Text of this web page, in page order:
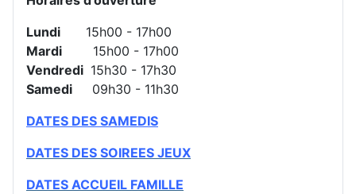
Lundi 15h00 - 17h00
Mardi
15h00 - 17h00
Vendredi 15h30 - 17h30
Samedi 09h30 - 11h30
DATES DES SAMEDIS
DATES DES SOIREES JEUX
DATES ACCUEIL FAMILLE